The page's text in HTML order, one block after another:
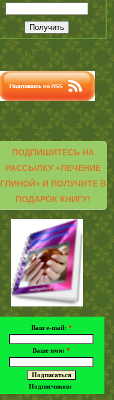
ПОДПИШИТЕСЬ НА
РАССЫЛКУ «ЛЕЧЕНИЕ
ГЛИНОЙ» И ПОЛУЧИТЕ В
ПОДАРОК КНИГУ!
Ваш e-mail: *
Ваше имя: *
Подписчиков: